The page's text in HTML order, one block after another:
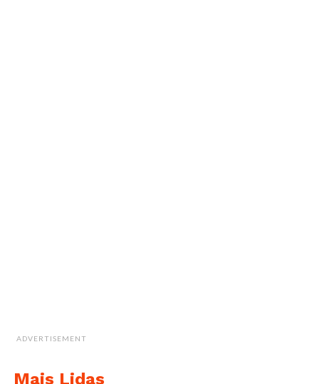
ADVERTISEMENT
Mais Lidas